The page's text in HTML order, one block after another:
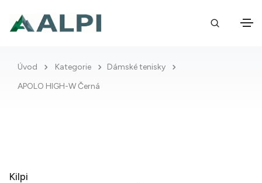
Úvod Kategorie
Dámské tenisky
APOLO HIGH-W Černá
Kilpi